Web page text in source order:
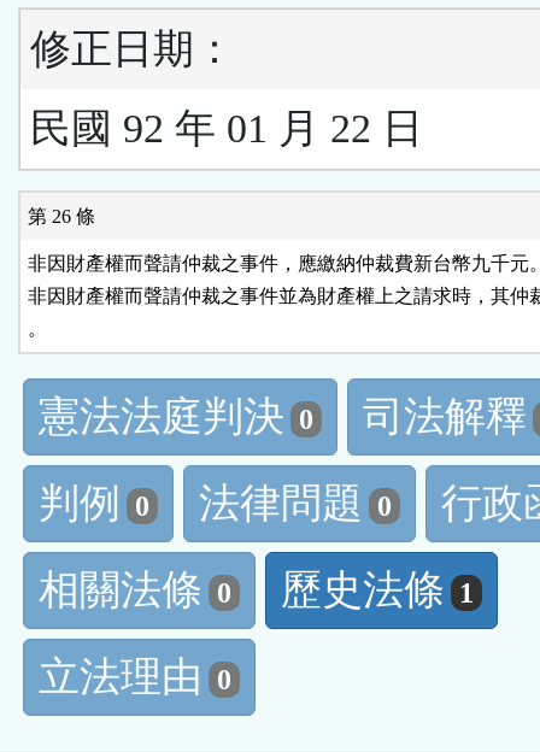
修正日期：
民國 92 年 01 月 22 日
第 26 條
非因財產權而聲請仲裁之事件，應繳納仲裁費新台幣九千元
非因財產權而聲請仲裁之事件並為財產權上之請求時，其仲
。
憲法法庭判決 0
司法解釋
判例
0 法律問題 0
行政
相關法條 0 歷史法條 1
立法理由 0